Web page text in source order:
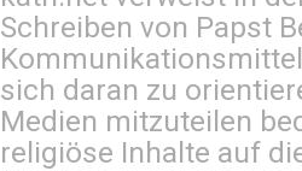
Schreiben von Papst
sich daran zu
Medien mitzuteilen
religiöse Inhalte auf